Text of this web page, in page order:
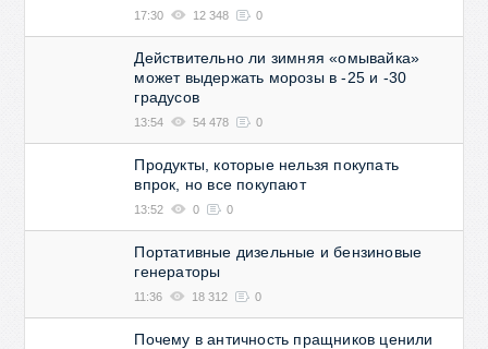
17:30 12 348 0
Действительно ли зимняя «омывайка»
может выдержать морозы в -25 и -30
градусов
13:54 54 478 0
Продукты, которые нельзя покупать
впрок, но все покупают
13:52 0 0
Портативные дизельные и бензиновые
генераторы
11:36 18 312 0
Почему в античность пращников ценили